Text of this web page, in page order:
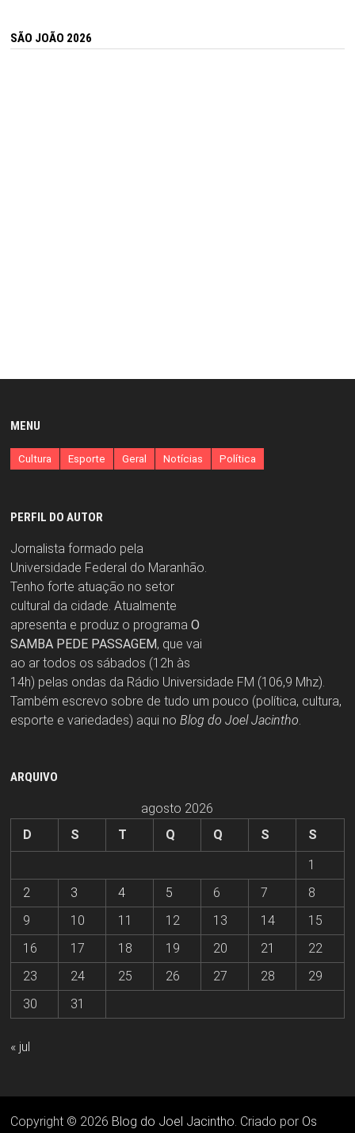
SÃO JOÃO 2026
MENU
Cultura Esporte Geral Notícias Política
PERFIL DO AUTOR
Jornalista formado pela
Universidade Federal do Maranhão.
Tenho forte atuação no setor
cultural da cidade. Atualmente
apresenta e produz o programa O
SAMBA PEDE PASSAGEM, que vai
ao ar todos os sábados (12h às
14h) pelas ondas da Rádio Universidade FM (106,9 Mhz).
Também escrevo sobre de tudo um pouco (política, cultura,
esporte e variedades) aqui no Blog do Joel Jacintho.
ARQUIVO
agosto 2026
D
S T Q Q S
S
1
2
3 4 5 6 7
8
9
10 11 12 13 14
15
16
17 18 19 20 21
22
23
24 25 26 27 28
29
30
31
« jul
Copyright © 2026 Blog do Joel Jacintho. Criado por Os